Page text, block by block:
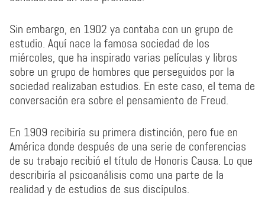
Sin embargo, en 1902 ya contaba con un grupo de
estudio. Aquí nace la famosa sociedad de los
miércoles, que ha inspirado varias películas y libros
sobre un grupo de hombres que perseguidos por la
sociedad realizaban estudios. En este caso, el tema de
conversación era sobre el pensamiento de Freud.
En 1909 recibiría su primera distinción, pero fue en
América donde después de una serie de conferencias
de su trabajo recibió el título de Honoris Causa. Lo que
describiría al psicoanálisis como una parte de la
realidad y de estudios de sus discípulos.